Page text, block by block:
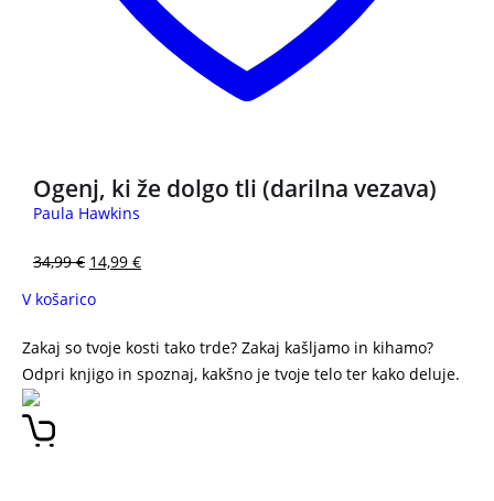
Ogenj, ki že dolgo tli (darilna vezava)
Paula Hawkins
34,99€ 14,99 €
V košarico
Zakaj so tvoje kosti tako trde? Zakaj kašljamo in kihamo?
Odpri knjigo in spoznaj, kakšno je tvoje telo ter kako deluje.